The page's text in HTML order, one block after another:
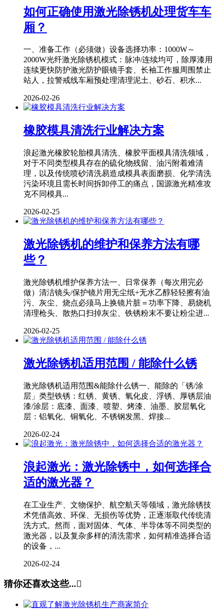
如何正确使用激光除锈机处理货车车
厢？
一、准备工作（必须做）设备选择功率：1000W～
2000W光纤激光除锈机模式：脉冲/连续均可，除厚漆用
连续更快防护激光防护眼镜手套、长袖工作服周围禁止
站人，拉警戒线车厢预处理清理泥土、砂石、积水...
2026-02-26
橡胶模具清洗行业解决方案
浪起激光橡胶轮胎模具清洗、橡胶平面模具清洗领域，
对于不同类型模具存在的硫化物残留、油污附着难清
理，以及传统喷砂清洗易造成模具表面磨损、化学清洗
污染环境且需长时间拆卸停工的痛点，国源激光精准攻
克不同模具...
2026-02-25
激光除锈机的维护和保养方法有哪
些？
激光除锈机维护保养方法一、日常保养（每次用完必
做）清洁镜头/保护镜片用无尘纸+无水乙醇轻轻擦有油
污、灰尘、烧点必须马上换镜片脏＝功率下降、易烧机
清理枪头、散热口扫掉灰尘、铁锈粉末不要让粉尘进...
2026-02-25
激光除锈机适用范围 / 能除什么锈
激光除锈机适用范围&能除什么锈一、能除的「锈/涂
层」类型铁锈：红锈、黄锈、氧化皮、浮锈、厚锈层油
漆/涂层：底漆、面漆、喷塑、烤漆、油墨、胶层氧化
层：铝氧化、铜氧化、不锈钢发黑、焊接...
2026-02-24
浪起激光：激光除锈中，如何选择合
适的激光器？
在工业生产、文物保护、航空航天等领域，激光除锈技
术凭借高效、环保、无损伤等优势，正逐渐取代传统清
洗方式。然而，面对固体、气体、半导体等不同类型的
激光器，以及复杂多样的清洗需求，如何精准选择合适
的设备，...
2026-02-24
猜你还喜欢这些...